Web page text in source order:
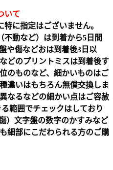
いて
に指定はございません。
不動など）は到着から5日間
や傷などおは到着後3日以
どのプリントミスは到着後す
のものなど、細かいものはご
違いはもちろん無償交換しま
なるなどの細かい点はご容赦
範囲でチェックはしており
）文字盤の数字のかすみなど
細部にこだわられる方のご購